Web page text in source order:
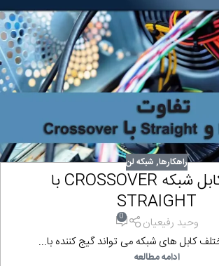
راهکارها, شبکه لن
تفاوت کابل شبکه CROSSOVER با
STRAIGHT
وحید رفیعیان 0
کابل های شبکه می تواند گیج کننده با...
ادامه مطالعه